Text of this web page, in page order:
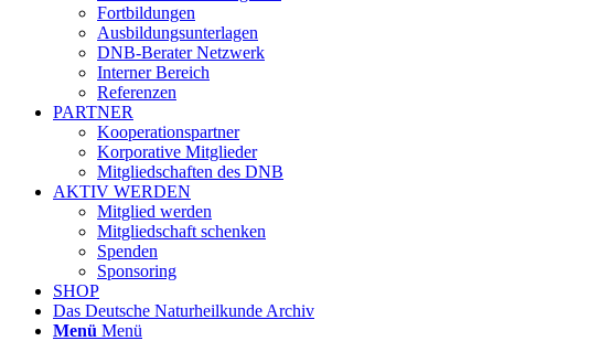
Fortbildungen
Ausbildungsunterlagen
DNB-Berater Netzwerk
Interner Bereich
Referenzen
PARTNER
Kooperationspartner
Korporative Mitglieder
Mitgliedschaften des DNB
AKTIV WERDEN
Mitglied werden
Mitgliedschaft schenken
Spenden
Sponsoring
SHOP
Das Deutsche Naturheilkunde Archiv
Menü Menü